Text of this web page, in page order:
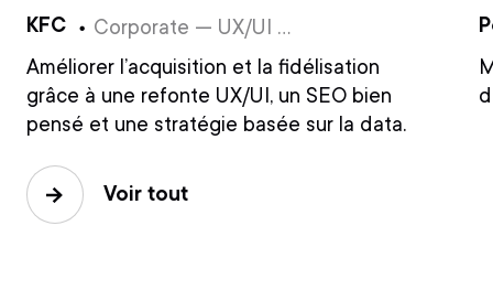
Voir tout
KFC
Corporate — UX/UI Design
Améliorer l’acquisition et la fidélisation
grâce à une refonte UX/UI, un SEO bien
pensé et une stratégie basée sur la data.